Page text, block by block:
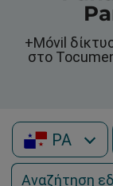
+Móvil
στο
PA